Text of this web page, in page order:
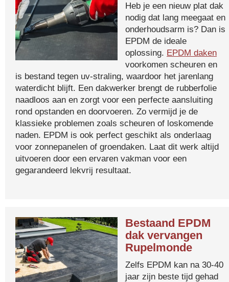
Heb je een nieuw plat dak
nodig dat lang meegaat en
onderhoudsarm is? Dan is
EPDM de ideale
oplossing. EPDM daken
voorkomen scheuren en
is bestand tegen uv-straling, waardoor het jarenlang
waterdicht blijft. Een dakwerker brengt de rubberfolie
naadloos aan en zorgt voor een perfecte aansluiting
rond opstanden en doorvoeren. Zo vermijd je de
klassieke problemen zoals scheuren of loskomende
naden. EPDM is ook perfect geschikt als onderlaag
voor zonnepanelen of groendaken. Laat dit werk altijd
uitvoeren door een ervaren vakman voor een
gegarandeerd lekvrij resultaat.
Bestaand EPDM
dak vervangen
Rupelmonde
Zelfs EPDM kan na 30-40
jaar zijn beste tijd gehad